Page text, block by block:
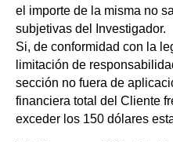
el importe de la misma no
subjetivas del Investigador.
Si, de conformidad con la
limitación de
sección no fuera de
financiera total del Cliente
exceder los 150 dólares